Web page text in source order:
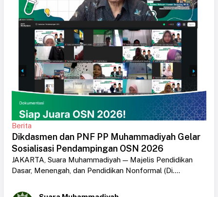
Berita
Dikdasmen dan PNF PP Muhammadiyah Gelar
Sosialisasi Pendampingan OSN 2026
JAKARTA, Suara Muhammadiyah — Majelis Pendidikan
Dasar, Menengah, dan Pendidikan Nonformal (Di....